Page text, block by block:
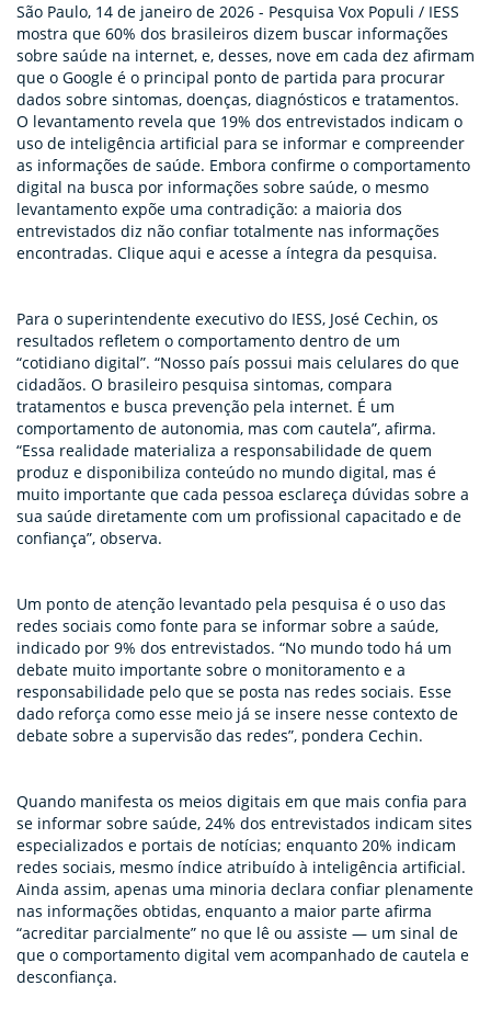
São Paulo, 14 de janeiro de 2026 - Pesquisa Vox Populi / IESS
mostra que 60% dos brasileiros dizem buscar informações
sobre saúde na internet, e, desses, nove em cada dez afirmam
que o Google é o principal ponto de partida para procurar
dados sobre sintomas, doenças, diagnósticos e tratamentos.
O levantamento revela que 19% dos entrevistados indicam o
uso de inteligência artificial para se informar e compreender
as informações de saúde. Embora confirme o comportamento
digital na busca por informações sobre saúde, o mesmo
levantamento expõe uma contradição: a maioria dos
entrevistados diz não confiar totalmente nas informações
encontradas. Clique aqui e acesse a íntegra da pesquisa.
Para o superintendente executivo do IESS, José Cechin, os
resultados refletem o comportamento dentro de um
“cotidiano digital”. “Nosso país possui mais celulares do que
cidadãos. O brasileiro pesquisa sintomas, compara
tratamentos e busca prevenção pela internet. É um
comportamento de autonomia, mas com cautela”, afirma.
“Essa realidade materializa a responsabilidade de quem
produz e disponibiliza conteúdo no mundo digital, mas é
muito importante que cada pessoa esclareça dúvidas sobre a
sua saúde diretamente com um profissional capacitado e de
confiança”, observa.
Um ponto de atenção levantado pela pesquisa é o uso das
redes sociais como fonte para se informar sobre a saúde,
indicado por 9% dos entrevistados. “No mundo todo há um
debate muito importante sobre o monitoramento e a
responsabilidade pelo que se posta nas redes sociais. Esse
dado reforça como esse meio já se insere nesse contexto de
debate sobre a supervisão das redes”, pondera Cechin.
Quando manifesta os meios digitais em que mais confia para
se informar sobre saúde, 24% dos entrevistados indicam sites
especializados e portais de notícias; enquanto 20% indicam
redes sociais, mesmo índice atribuído à inteligência artificial.
Ainda assim, apenas uma minoria declara confiar plenamente
nas informações obtidas, enquanto a maior parte afirma
“acreditar parcialmente” no que lê ou assiste — um sinal de
que o comportamento digital vem acompanhado de cautela e
desconfiança.